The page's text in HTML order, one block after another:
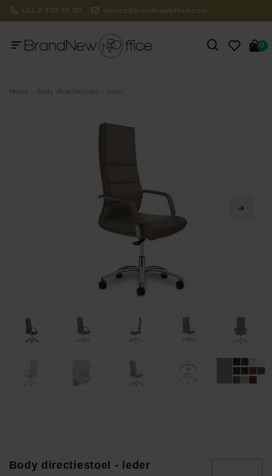
+32 2 310 98 30 service@brandnewoffice.com
0
Home Body directiestoel - leder
Body directiestoel - leder